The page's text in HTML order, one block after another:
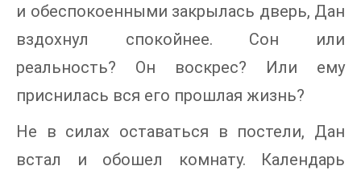
и обеспокоенными закрылась дверь, Дан
вздохнул спокойнее. Сон или
реальность? Он воскрес? Или ему
приснилась вся его прошлая жизнь?
Не в силах оставаться в постели, Дан
встал и обошел комнату. Календарь